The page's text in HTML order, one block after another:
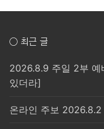
○ 최근 글
2026.8.9 주일 2부 예
있더라]
온라인 주보 2026.8.2